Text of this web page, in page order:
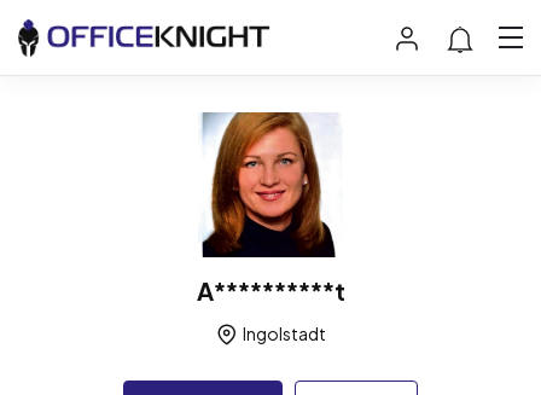
A**********t
Ingolstadt